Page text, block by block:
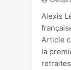
Alexis
Article
la